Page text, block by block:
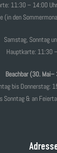
11:30 – 14:00
(in den
Samstag, Sonntag
Hauptkarte: 11:30
Beachbar (30.
bis Donnerstag:
Sonntag & an